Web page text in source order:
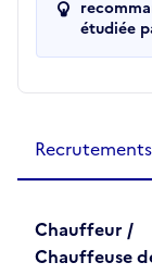
étudiée
Chauffeur /
Chauffeuse